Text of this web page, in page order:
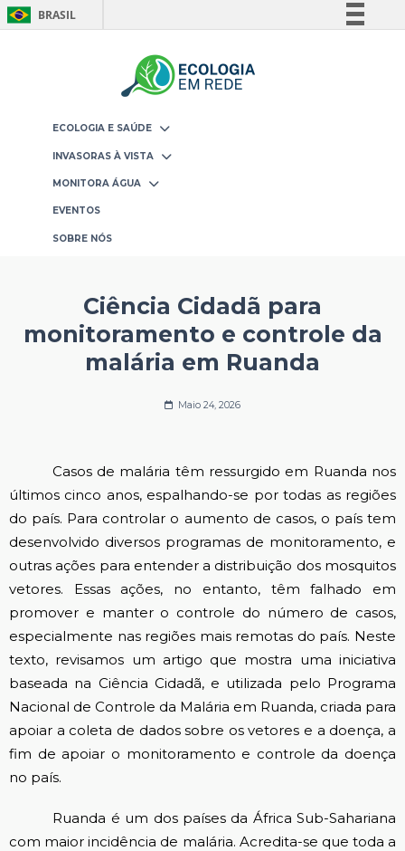
BRASIL
Comunica BR
ECOLOGIA E SAÚDE
INVASORAS À VISTA
MONITORA ÁGUA
EVENTOS
SOBRE NÓS
Ciência Cidadã para
monitoramento e controle da
malária em Ruanda
Maio 24, 2026
Casos de malária têm ressurgido em Ruanda nos
últimos cinco anos, espalhando-se por todas as regiões
do país. Para controlar o aumento de casos, o país tem
desenvolvido diversos programas de monitoramento, e
outras ações para entender a distribuição dos mosquitos
vetores. Essas ações, no entanto, têm falhado em
promover e manter o controle do número de casos,
especialmente nas regiões mais remotas do país. Neste
texto, revisamos um artigo que mostra uma iniciativa
baseada na Ciência Cidadã, e utilizada pelo Programa
Nacional de Controle da Malária em Ruanda, criada para
apoiar a coleta de dados sobre os vetores e a doença, a
fim de apoiar o monitoramento e controle da doença
no país.
Ruanda é um dos países da África Sub-Sahariana
com maior incidência de malária. Acredita-se que toda a